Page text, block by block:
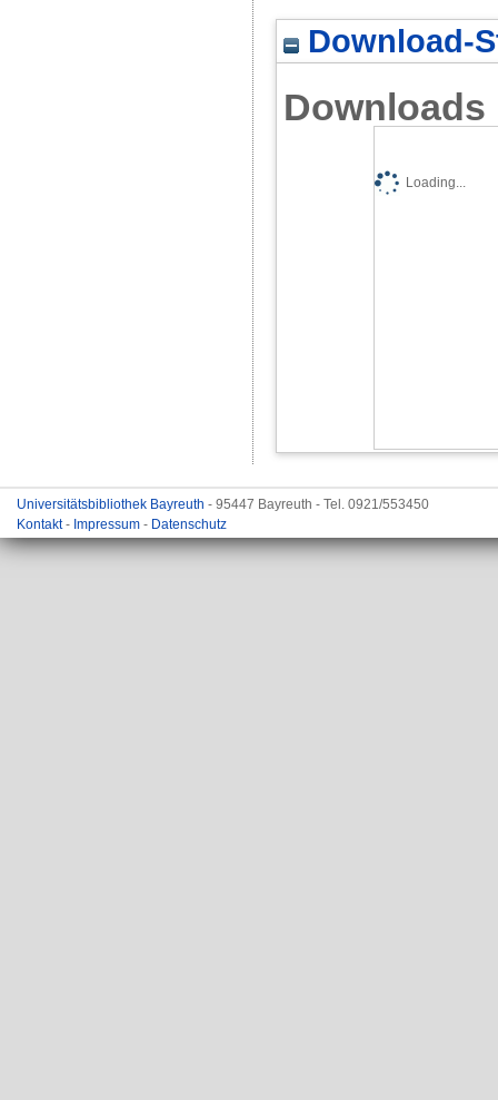
Download-
Downloads
Loading...
Universitätsbibliothek Bayreuth - 95447 Bayreuth - Tel. 0921/553450
Kontakt- Impressum - Datenschutz